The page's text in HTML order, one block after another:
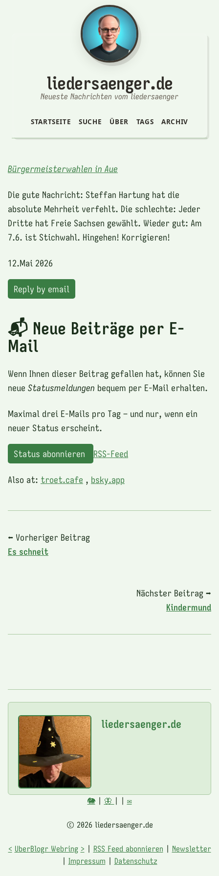
liedersaenger.de
Neueste Nachrichten vom liedersaenger
STARTSEITE SUCHE ÜBER TAGS ARCHIV
Bürgermeisterwahlen in Aue
Die gute Nachricht: Steffan Hartung hat die
absolute Mehrheit verfehlt. Die schlechte: Jeder
Dritte hat Freie Sachsen gewählt. Wieder gut: Am
7.6. ist Stichwahl. Hingehen! Korrigieren!
12.Mai 2026
Reply by email
📬 Neue Beiträge per E-
Mail
Wenn Ihnen dieser Beitrag gefallen hat, können Sie
neue Statusmeldungen bequem per E-Mail erhalten.
Maximal drei E-Mails pro Tag – und nur, wenn ein
neuer Status erscheint.
Status abonnieren RSS-Feed
Also at: troet.cafe , bsky.app
⬅ Vorheriger Beitrag
Es schneit
Nächster Beitrag ➡
Kindermund
liedersaenger.de
🐘| 🦋 | | ✉️
© 2026 liedersaenger.de
< UberBlogr Webring > | RSS Feed abonnieren | Newsletter
| Impressum | Datenschutz